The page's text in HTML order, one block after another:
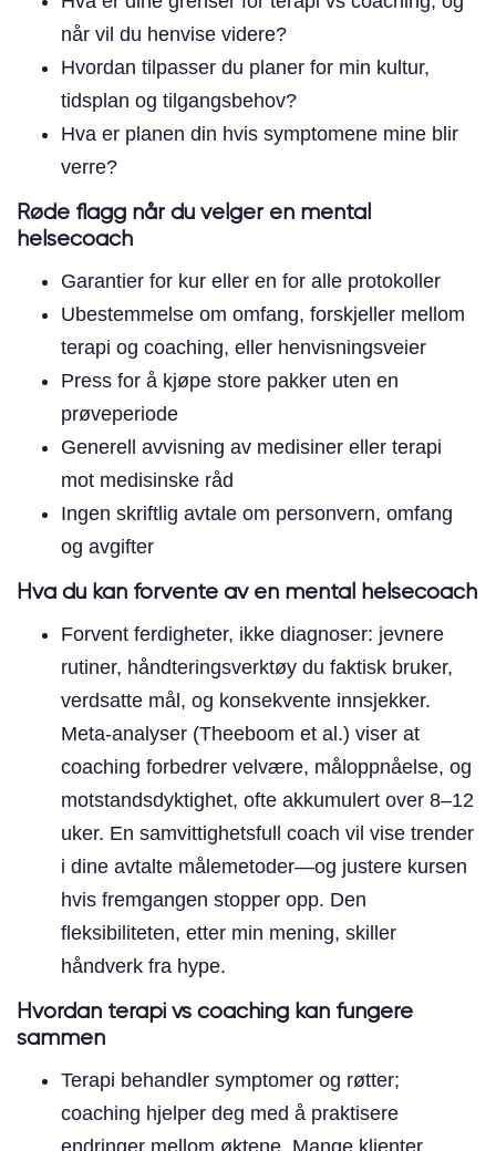
når vil du henvise videre?
Hvordan tilpasser du planer for min kultur,
tidsplan og tilgangsbehov?
Hva er planen din hvis symptomene mine blir
verre?
Røde flagg når du velger en mental
helsecoach
Garantier for kur eller en for alle protokoller
Ubestemmelse om omfang, forskjeller mellom
terapi og coaching, eller henvisningsveier
Press for å kjøpe store pakker uten en
prøveperiode
Generell avvisning av medisiner eller terapi
mot medisinske råd
Ingen skriftlig avtale om personvern, omfang
og avgifter
Hva du kan forvente av en mental helsecoach
Forvent ferdigheter, ikke diagnoser: jevnere
rutiner, håndteringsverktøy du faktisk bruker,
verdsatte mål, og konsekvente innsjekker.
Meta-analyser (Theeboom et al.) viser at
coaching forbedrer velvære, måloppnåelse, og
motstandsdyktighet, ofte akkumulert over 8–12
uker. En samvittighetsfull coach vil vise trender
i dine avtalte målemetoder—og justere kursen
hvis fremgangen stopper opp. Den
fleksibiliteten, etter min mening, skiller
håndverk fra hype.
Hvordan terapi vs coaching kan fungere
sammen
Terapi behandler symptomer og røtter;
coaching hjelper deg med å praktisere